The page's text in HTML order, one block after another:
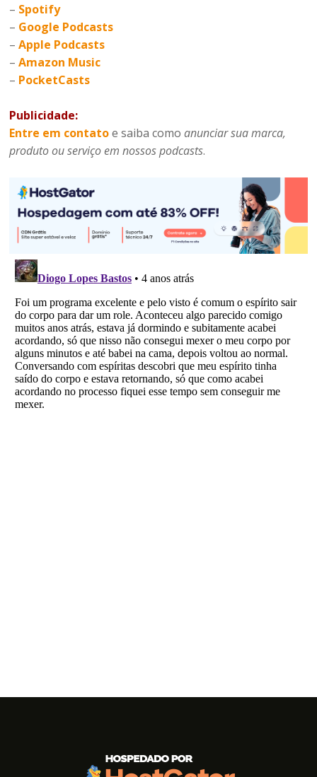
– Spotify
– Google Podcasts
–Apple Podcasts
–Amazon Music
– PocketCasts
Publicidade:
Entre em contatoe saiba comoanunciar sua marca,
produto ou serviço em nossos podcasts.